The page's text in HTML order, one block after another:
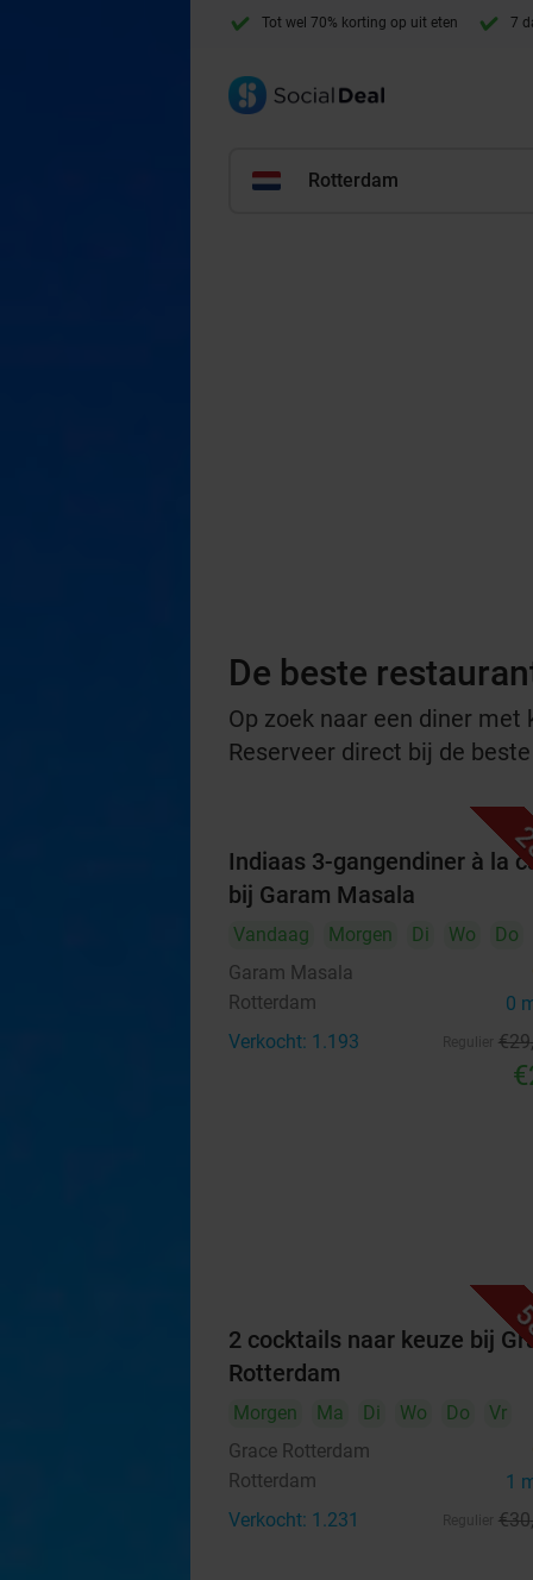
Tot wel 70% korting op uit eten 7
Rotterdam
De beste
Op zoek naar een diner
Reserveer direct bij de
Indiaas 3-gangendiner à la
bij Garam Masala
Vandaag Morgen Di Wo Do
Garam Masala
Rotterdam 0
Verkocht: 1.193 €29
2 cocktails naar keuze bij
Rotterdam
Morgen Ma Di Wo Do
Vr
Grace Rotterdam
Rotterdam 1
Verkocht: 1.231 €30